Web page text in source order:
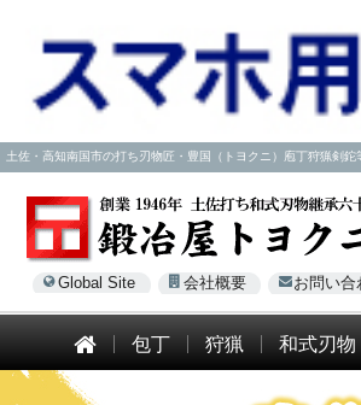
土佐・高知南国市の打ち刃物匠・豊国（トヨクニ）庖丁狩猟剣
Global Site 会社概要 お問い合
包丁 狩猟 和式刃物